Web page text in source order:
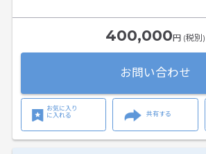
400,000円 (税別)
お問い合わせ
お気に入り
に入れる
共有する